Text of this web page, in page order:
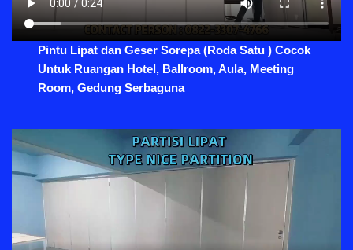
Pintu Lipat dan Geser Sorepa (Roda Satu ) Cocok
Untuk Ruangan Hotel, Ballroom, Aula, Meeting
Room, Gedung Serbaguna